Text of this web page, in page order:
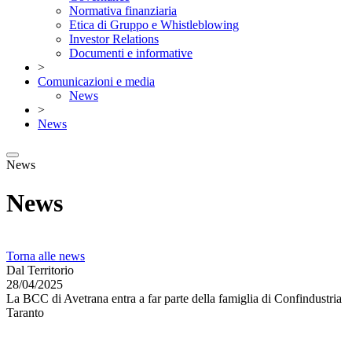
Normativa finanziaria
Etica di Gruppo e Whistleblowing
Investor Relations
Documenti e informative
>
Comunicazioni e media
News
>
News
News
News
Torna alle news
Dal Territorio
28/04/2025
La BCC di Avetrana entra a far parte della famiglia di Confindustria
Taranto